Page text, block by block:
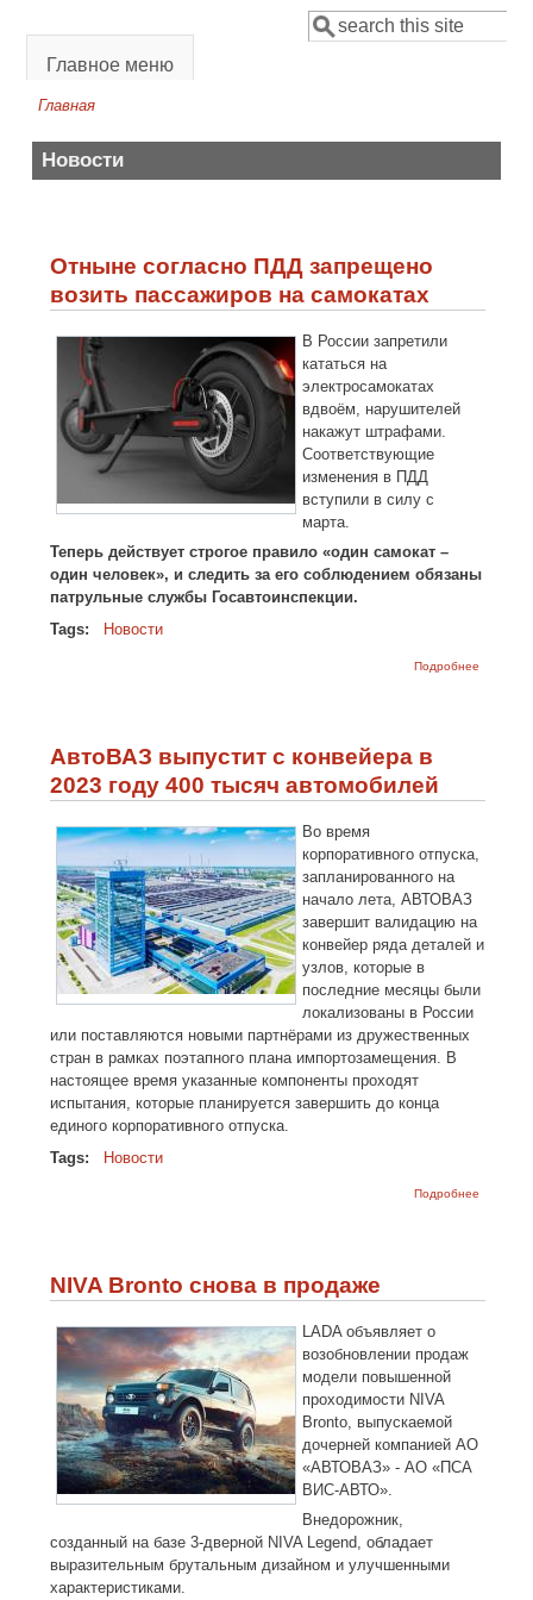
Форма поиска
Поиск
Главное меню
Главная
Новости
Отныне согласно ПДД запрещено
возить пассажиров на самокатах
В России запретили
кататься на
электросамокатах
вдвоём, нарушителей
накажут штрафами.
Соответствующие
изменения в ПДД
вступили в силу с
марта.
Теперь действует строгое правило «один самокат –
один человек», и следить за его соблюдением обязаны
патрульные службы Госавтоинспекции.
Tags:
Новости
Подробнее
АвтоВАЗ выпустит с конвейера в
2023 году 400 тысяч автомобилей
Во время
корпоративного отпуска,
запланированного на
начало лета, АВТОВАЗ
завершит валидацию на
конвейер ряда деталей и
узлов, которые в
последние месяцы были
локализованы в России
или поставляются новыми партнёрами из дружественных
стран в рамках поэтапного плана импортозамещения. В
настоящее время указанные компоненты проходят
испытания, которые планируется завершить до конца
единого корпоративного отпуска.
Tags:
Новости
Подробнее
NIVA Bronto снова в продаже
LADA объявляет о
возобновлении продаж
модели повышенной
проходимости NIVA
Bronto, выпускаемой
дочерней компанией АО
«АВТОВАЗ» - АО «ПСА
ВИС-АВТО».
Внедорожник,
созданный на базе 3-дверной NIVA Legend, обладает
выразительным брутальным дизайном и улучшенными
характеристиками.